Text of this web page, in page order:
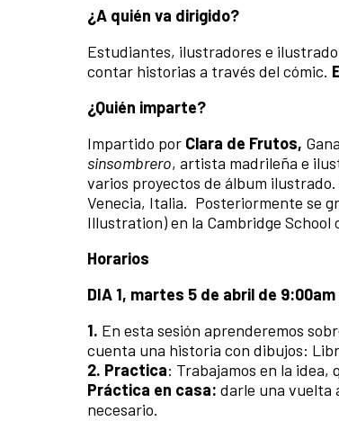
¿A quién va dirigido?
Estudiantes, ilustradores e
contar historias a través del cómic.
¿Quién imparte?
Impartido por Clara de Frutos,
sinsombrero, artista madrileña e
varios proyectos de álbum
Venecia, Italia. Posteriormente se
Illustration) en la Cambridge School
Horarios
DIA 1, martes 5 de abril de 9:00am
1. En esta sesión aprenderemos
cuenta una historia con dibujos:
2. Practica: Trabajamos en la idea,
Práctica en casa: darle una vuelta
necesario.